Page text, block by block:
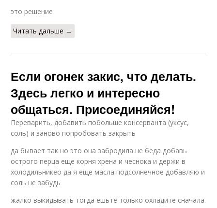
это решение
Читать дальше →
Если огонек закис, что делать.
Здесь легко и интересно
общаться. Присоединяйся!
Переварить, добавить побольше консерванта (уксус,
соль) и заново попробовать закрыть
да бывает так но это она забродила не беда добавь
острого перца еще корня хрена и чеснока и держи в
холодильникео да я еще масла подсолнечное добавляю и
соль не забудь
жалко выкидывать тогда ешьте только охладите сначала.